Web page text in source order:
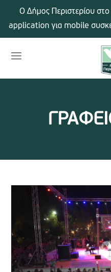
Ο Δήμος Περιστερίου
application για mobile